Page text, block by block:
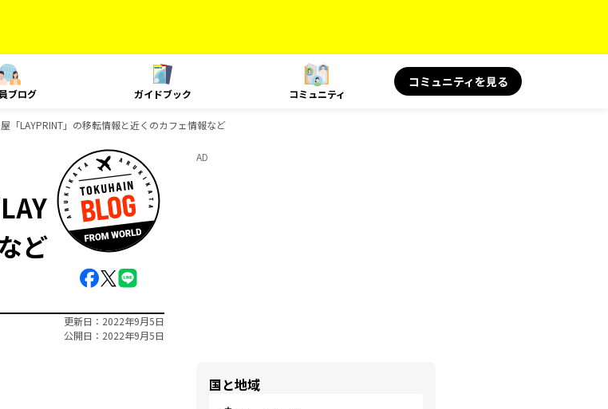
ブログ ガイドブック コミュニティ
コミュニティを見る
「LAYPRINT」の移転情報と近くのカフェ情報など
ど
更新日
2022年9月5日
公開日
2022年9月5日
AD
国と地域